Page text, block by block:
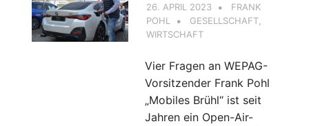
26. APRIL 2023
FRANK
POHL
GESELLSCHAFT
WIRTSCHAFT
Vier Fragen an WEPAG-
Vorsitzender Frank Pohl
„Mobiles Brühl“ ist seit
Jahren ein Open-Air-